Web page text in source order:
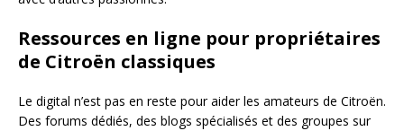
Ressources en ligne pour propriétaires
de Citroën classiques
Le digital n’est pas en reste pour aider les amateurs de Citroën.
Des forums dédiés, des blogs spécialisés et des groupes sur